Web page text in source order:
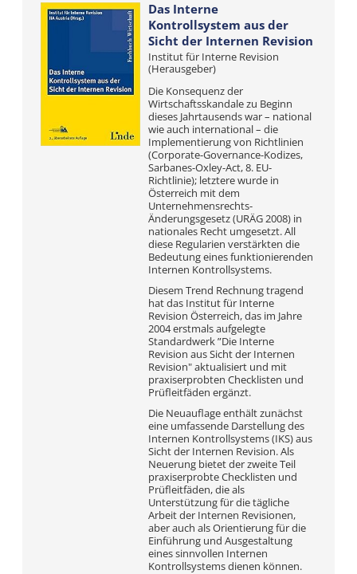
Das Interne
Kontrollsystem aus der
Sicht der Internen Revision
Institut für Interne Revision
(Herausgeber)
Die Konsequenz der
Wirtschaftsskandale zu Beginn
dieses Jahrtausends war – national
wie auch international – die
Implementierung von Richtlinien
(Corporate-Governance-Kodizes,
Sarbanes-Oxley-Act, 8. EU-
Richtlinie); letztere wurde in
Österreich mit dem
Unternehmensrechts-
Änderungsgesetz (URÄG 2008) in
nationales Recht umgesetzt. All
diese Regularien verstärkten die
Bedeutung eines funktionierenden
Internen Kontrollsystems.
Diesem Trend Rechnung tragend
hat das Institut für Interne
Revision Österreich, das im Jahre
2004 erstmals aufgelegte
Standardwerk ”Die Interne
Revision aus Sicht der Internen
Revision" aktualisiert und mit
praxiserprobten Checklisten und
Prüfleitfäden ergänzt.
Die Neuauflage enthält zunächst
eine umfassende Darstellung des
Internen Kontrollsystems (IKS) aus
Sicht der Internen Revision. Als
Neuerung bietet der zweite Teil
praxiserprobte Checklisten und
Prüfleitfäden, die als
Unterstützung für die tägliche
Arbeit der Internen Revisionen,
aber auch als Orientierung für die
Einführung und Ausgestaltung
eines sinnvollen Internen
Kontrollsystems dienen können.